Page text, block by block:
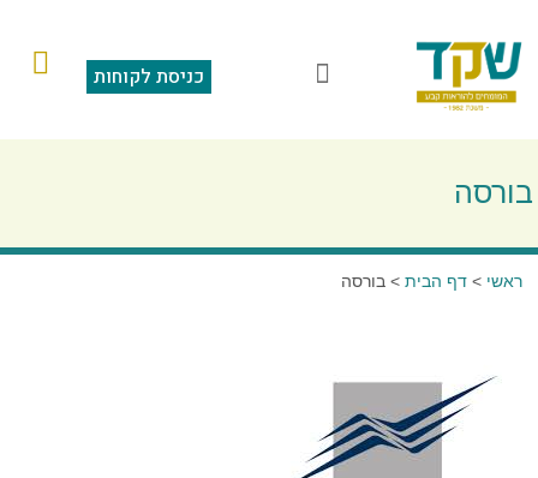
כניסת לקוחות
בורסה
ראשי >דף הבית >בורסה